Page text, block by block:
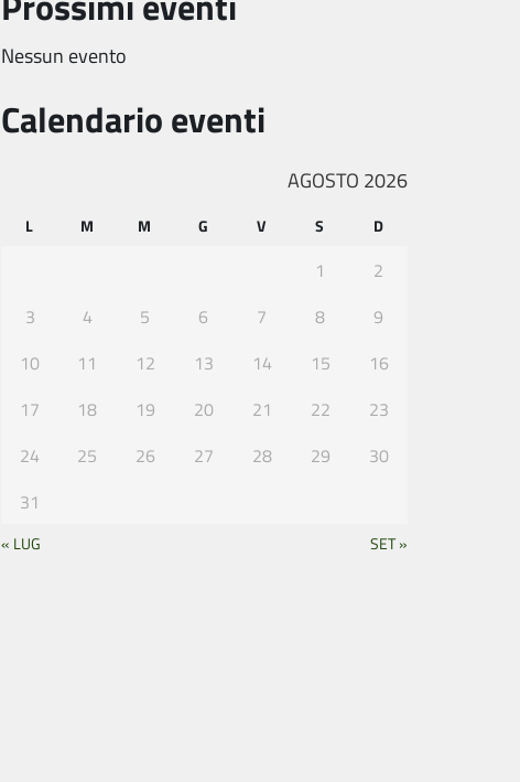
Nessun evento
Calendario eventi
AGOSTO 2026
L M M G V S D
1
2
3
4 5 6 7 8
9
10
11 12 13 14 15
16
17
18 19 20 21 22
23
24
25 26 27 28 29
30
31
« LUG SET »